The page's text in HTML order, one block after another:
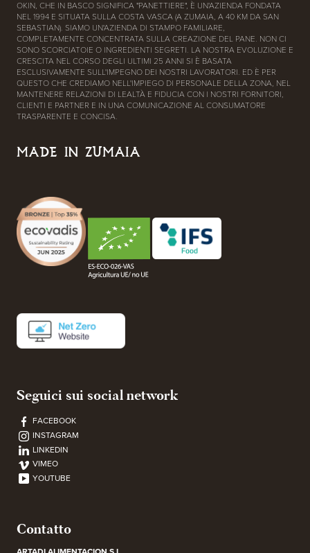
OKIN, CHE IN BASCO SIGNIFICA "PANETTIERE", È UN'AZIENDA FONDATA
NEL 1994 E SITUATA SULLA COSTA VASCA (A ZUMAIA, A 40 KM DA SAN
SEBASTIAN). SIAMO UN'AZIENDA DI STAMPO FAMILIARE,
COMPLETAMENTE CONCENTRATA SULLA CREAZIONE DEL PANE. NON CI
SONO SCORCIATOIE O INGREDIENTI SEGRETI. LA NOSTRA EVOLUZIONE E
CRESCITA NEL CORSO DEGLI ULTIMI 25 ANNI SI È BASATA
ESCLUSIVAMENTE SULL'IMPEGNO DEI NOSTRI LAVORATORI. ED È PER
QUESTO CHE CREDIAMO NELL'IMPIEGO DI PERSONALE DELLA ZONA, NEL
MANTENERE RELAZIONI DI LEALTÀ E FIDUCIA CON I NOSTRI FORNITORI,
CLIENTI E PARTNER E IN UNA COMUNICAZIONE AL CONSUMATORE
TRASPARENTE E CONCISA.
MADE IN ZUMAIA
Seguici sui social network
FACEBOOK
INSTAGRAM
LINKEDIN
VIMEO
YOUTUBE
Contatto